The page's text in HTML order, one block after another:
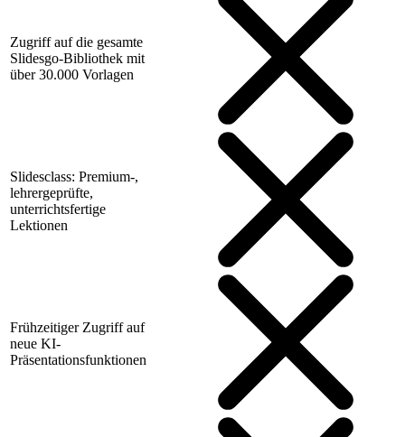
Zugriff auf die gesamte
Slidesgo-Bibliothek mit
über 30.000 Vorlagen
Slidesclass: Premium-,
lehrergeprüfte,
unterrichtsfertige
Lektionen
Frühzeitiger Zugriff auf
neue KI-
Präsentationsfunktionen